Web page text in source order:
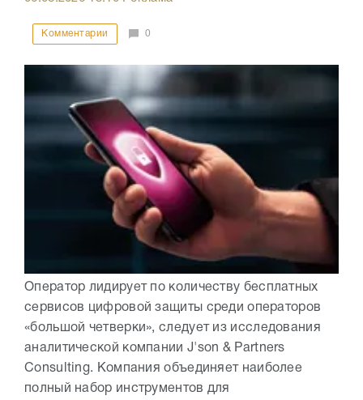
Комментарии 0
Оператор лидирует по количеству бесплатных
сервисов цифровой защиты среди операторов
«большой четверки», следует из исследования
аналитической компании J'son & Partners
Consulting. Компания объединяет наиболее
полный набор инструментов для